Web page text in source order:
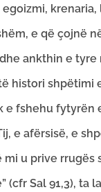
e që çojnë
ankthin e
histori
fshehu fytyrën
e afërsisë, e
u prive rrugës
(cfr Sal 91,3),